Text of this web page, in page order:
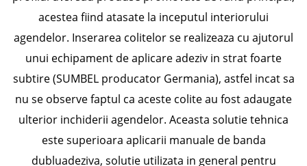
acestea fiind atasate la inceputul interiorului
agendelor. Inserarea colitelor se realizeaza cu ajutorul
unui echipament de aplicare adeziv in strat foarte
subtire (SUMBEL producator Germania), astfel incat sa
nu se observe faptul ca aceste colite au fost adaugate
ulterior inchiderii agendelor. Aceasta solutie tehnica
este superioara aplicarii manuale de banda
dubluadeziva, solutie utilizata in general pentru